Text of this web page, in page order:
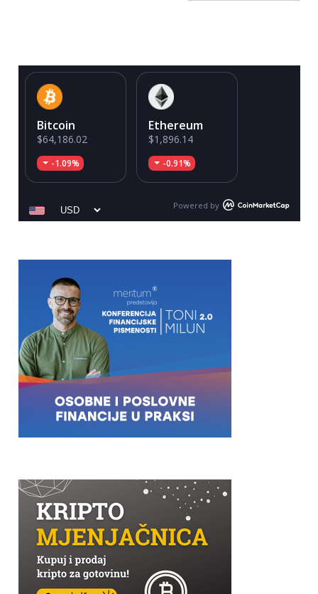
Bitcoin
$64,186.02
-1.09%
Ethereum
$1,896.14
-0.91%
Powered by